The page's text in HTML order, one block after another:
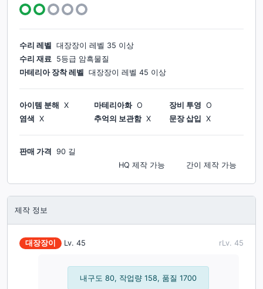
수리 레벨 대장장이 레벨 35 이상
수리 재료 5등급 암흑물질
마테리아 장착 레벨
대장장이 레벨 45 이상
아이템 분해 X 마테리아화 O 장비 투영 O
염색
X 추억의 보관함 X 문장 삽입 X
판매 가격
90 길
간이 제작 가능
HQ 제작 가능
제작 정보
대장장이 Lv. 45 rLv. 45
내구도 80, 작업량 158, 품질 1700